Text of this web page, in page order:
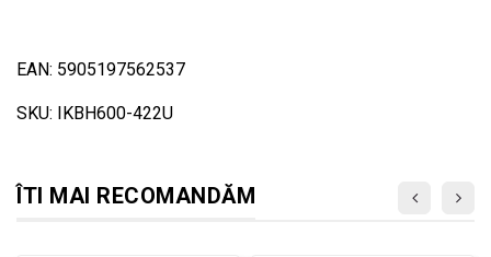
EAN: 5905197562537
SKU: IKBH600-422U
ÎTI MAI RECOMANDĂM